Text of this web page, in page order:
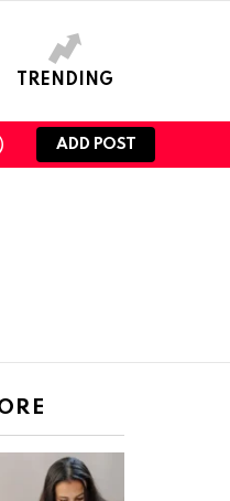
TRENDING
LOGIN
ADD POST